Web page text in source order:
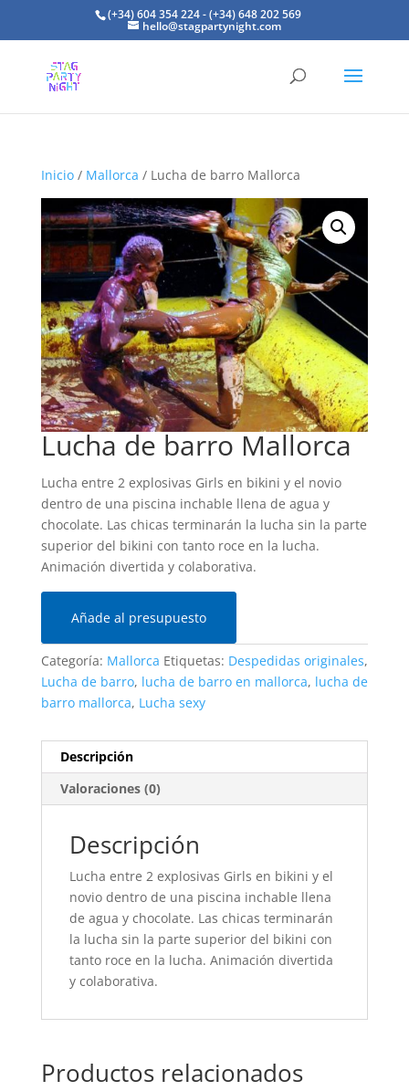
(+34) 604 354 224 - (+34) 648 202 569
hello@stagpartynight.com
Inicio/ Mallorca / Lucha de barro Mallorca
Lucha de barro Mallorca
Lucha entre 2 explosivas Girls en bikini y el novio
dentro de una piscina inchable llena de agua y
chocolate. Las chicas terminarán la lucha sin la parte
superior del bikini con tanto roce en la lucha.
Animación divertida y colaborativa.
Añade al presupuesto
Categoría: Mallorca Etiquetas: Despedidas originales,
Lucha de barro, lucha de barro en mallorca, lucha de
barro mallorca, Lucha sexy
Descripción
Valoraciones (0)
Descripción
Lucha entre 2 explosivas Girls en bikini y el
novio dentro de una piscina inchable llena
de agua y chocolate. Las chicas terminarán
la lucha sin la parte superior del bikini con
tanto roce en la lucha. Animación divertida
y colaborativa.
Productos relacionados